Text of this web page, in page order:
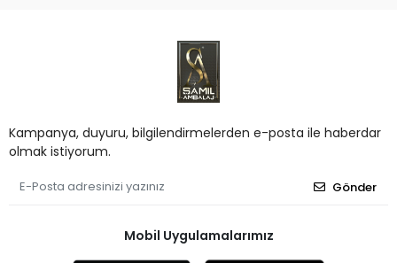
Kampanya, duyuru, bilgilendirmelerden e-posta ile haberdar
olmak istiyorum.
Gönder
Mobil Uygulamalarımız